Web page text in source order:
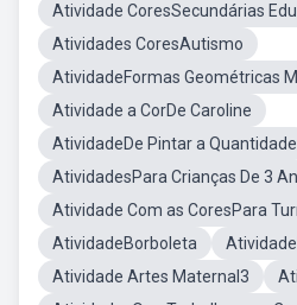
Atividade CoresSecundárias
Atividades CoresAutismo
AtividadeFormas Geométricas
Atividade a CorDe Caroline
AtividadeDe Pintar a Quantidade
AtividadesPara Crianças De 3
Atividade Com as CoresPara
AtividadeBorboleta
Atividade Artes Maternal3